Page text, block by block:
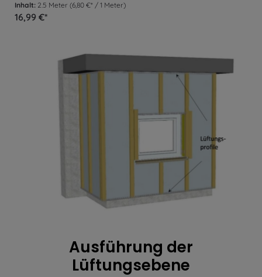
Inhalt: 2.5 Meter (6,80 €* / 1 Meter)
16,99 €*
Ausführung der
Lüftungsebene